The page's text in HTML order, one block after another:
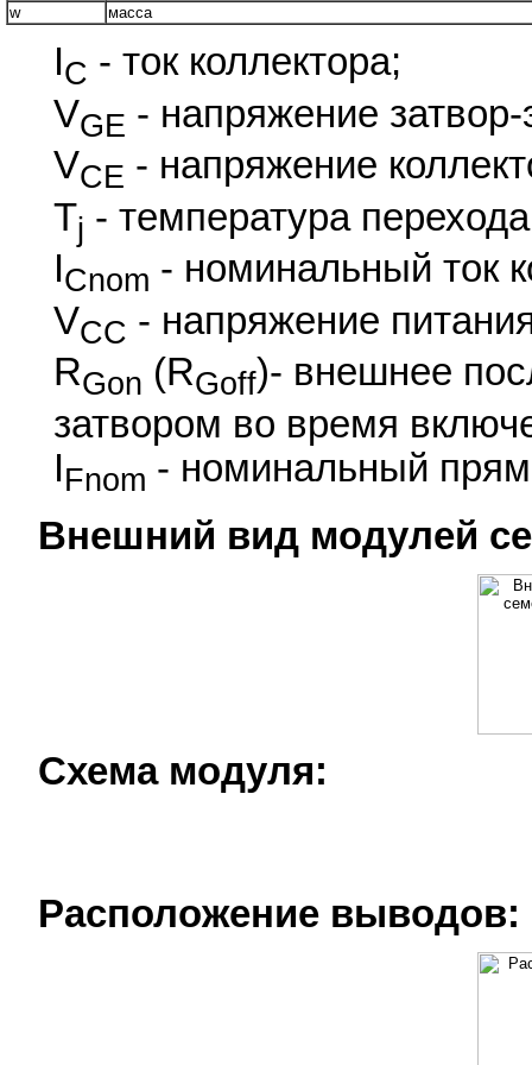
w масса
IC - ток коллектора;
VGE - напряжение
VCE - напряжение
Tj - температура
ICnom - номинальный ток
VCC - напряжение
RGon (RGoff)- внешнее
затвором во время
IFnom - номинальный
Внешний вид модулей
Схема модуля:
Расположение выводов: